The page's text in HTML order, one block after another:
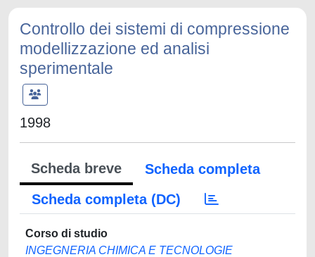
Controllo dei sistemi di compressione
modellizzazione ed analisi
sperimentale
1998
Scheda breve
Scheda completa
Scheda completa (DC)
Corso di studio
INGEGNERIA CHIMICA E TECNOLOGIE